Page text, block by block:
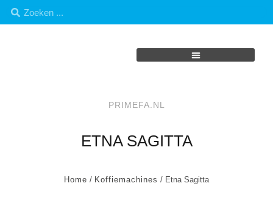
PRIMEFA.NL
ETNA SAGITTA
Home / Koffiemachines / Etna Sagitta